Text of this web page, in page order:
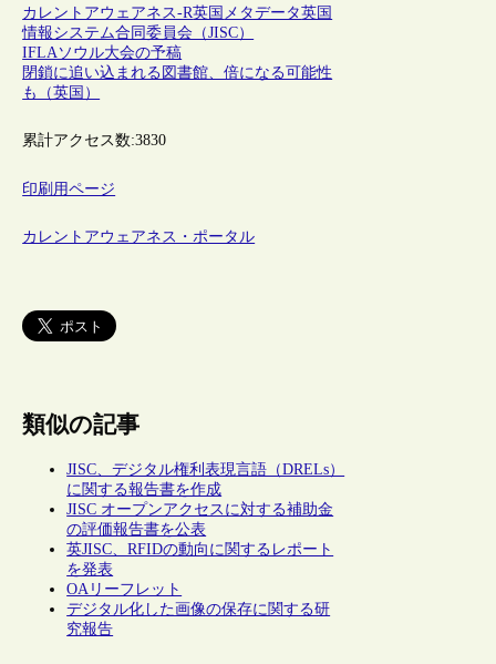
カレントアウェアネス-R英国 メタデータ英国
情報システム合同委員会（JISC）
IFLAソウル大会の予稿
閉鎖に追い込まれる図書館、倍になる可能性
も（英国）
累計アクセス数:3830
印刷用ページ
カレントアウェアネス・ポータル
類似の記事
JISC、デジタル権利表現言語（DRELs）
に関する報告書を作成
JISC オープンアクセスに対する補助金
の評価報告書を公表
英JISC、RFIDの動向に関するレポート
を発表
OAリーフレット
デジタル化した画像の保存に関する研
究報告